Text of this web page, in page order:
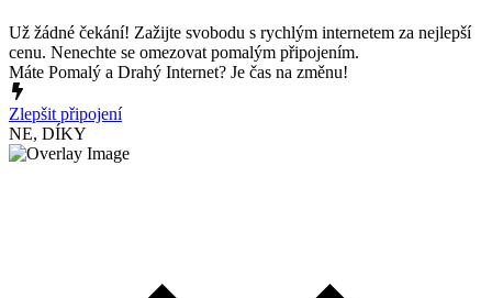
Už žádné čekání! Zažijte svobodu s rychlým internetem za nejlepší
cenu. Nenechte se omezovat pomalým připojením.
Máte Pomalý a Drahý Internet? Je čas na změnu!
Zlepšit připojení
NE, DÍKY